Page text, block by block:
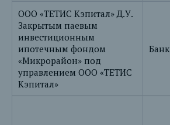
ООО «ТЕТИС Кэпитал» Д.У.
Закрытым паевым
инвестиционным
ипотечным фондом
«Микрорайон» под
управлением ООО «ТЕТИС
Кэпитал»
Банк